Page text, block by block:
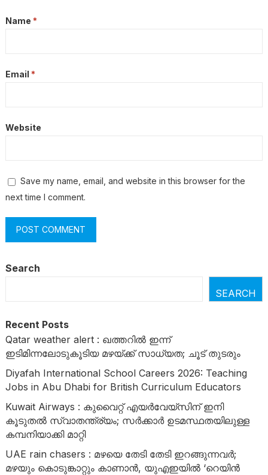
Name *
Email *
Website
Save my name, email, and website in this browser for the
next time I comment.
Search
SEARCH
Recent Posts
Qatar weather alert : ഖത്തറിൽ ഇന്ന്
ഇടിമിന്നലോടുകൂടിയ മഴയ്ക്ക് സാധ്യത; ചൂട് തുടരും
Diyafah International School Careers 2026: Teaching
Jobs in Abu Dhabi for British Curriculum Educators
Kuwait Airways : കുവൈറ്റ് എയർവേയ്‌സിന് ഇനി
കൂടുതൽ സ്വാതന്ത്ര്യം; സർക്കാർ ഉടമസ്ഥതയിലുള്ള
കമ്പനിയാക്കി മാറ്റി
UAE rain chasers : മഴയെ തേടി തേടി ഇറങ്ങുന്നവർ;
മഴയും കൊടുങ്കാറ്റും കാണാൻ, യുഎഇയിൽ ‘റെയിൻ